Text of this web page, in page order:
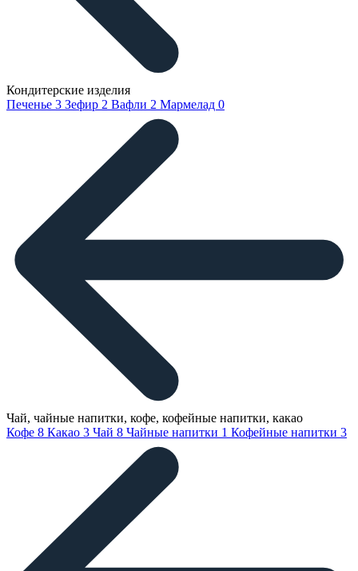
Кондитерские изделия
Печенье 3 Зефир 2 Вафли 2 Мармелад 0
Чай, чайные напитки, кофе, кофейные напитки, какао
Кофе 8 Какао 3 Чай 8 Чайные напитки 1 Кофейные напитки 3